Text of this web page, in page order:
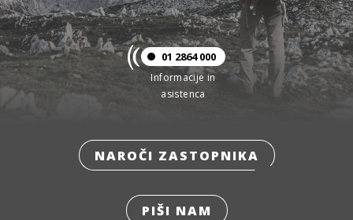
01 2864 000
Informacije in
asistenca
NAROČI ZASTOPNIKA
PIŠI NAM